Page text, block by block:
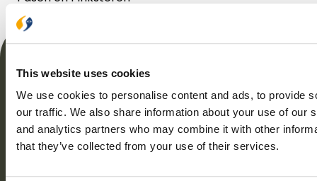
This website uses cookies
We use cookies to personalise content and ads, to provide
our traffic. We also share information about your use of our
and analytics partners who may combine it with other
that they’ve collected from your use of their services.
Schrijf je in voor onze nieuwsbrief
En ontvang het laatste nieuws en updates!